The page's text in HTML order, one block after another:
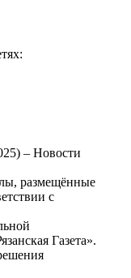
– Новости
размещённые
с
Газета».